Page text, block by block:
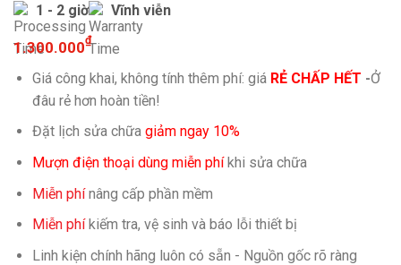
1 - 2 giờ Vĩnh viễn
1.300.000₫
Giá công khai, không tính thêm phí: giá RẺ CHẤP HẾT -Ở
đâu rẻ hơn hoàn tiền!
Đặt lịch sửa chữa giảm ngay 10%
Mượn điện thoại dùng miễn phíkhi sửa chữa
Miễn phínâng cấp phần mềm
Miễn phíkiếm tra, vệ sinh và báo lỗi thiết bị
Linh kiện chính hãng luôn có sẵn - Nguồn gốc rõ ràng